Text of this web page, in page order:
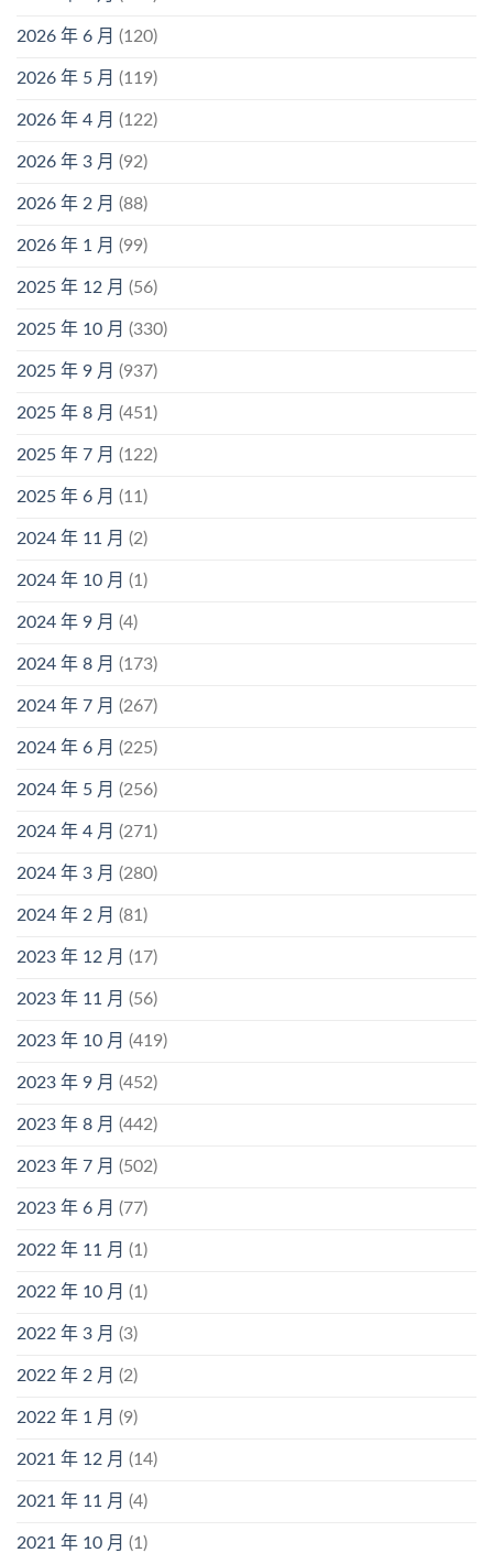
2026 年 6 月 (120)
2026 年 5 月 (119)
2026 年 4 月 (122)
2026 年 3 月 (92)
2026 年 2 月 (88)
2026 年 1 月 (99)
2025 年 12 月 (56)
2025 年 10 月 (330)
2025 年 9 月 (937)
2025 年 8 月 (451)
2025 年 7 月 (122)
2025 年 6 月 (11)
2024 年 11 月 (2)
2024 年 10 月 (1)
2024 年 9 月 (4)
2024 年 8 月 (173)
2024 年 7 月 (267)
2024 年 6 月 (225)
2024 年 5 月 (256)
2024 年 4 月 (271)
2024 年 3 月 (280)
2024 年 2 月 (81)
2023 年 12 月 (17)
2023 年 11 月 (56)
2023 年 10 月 (419)
2023 年 9 月 (452)
2023 年 8 月 (442)
2023 年 7 月 (502)
2023 年 6 月 (77)
2022 年 11 月 (1)
2022 年 10 月 (1)
2022 年 3 月 (3)
2022 年 2 月 (2)
2022 年 1 月 (9)
2021 年 12 月 (14)
2021 年 11 月 (4)
2021 年 10 月 (1)